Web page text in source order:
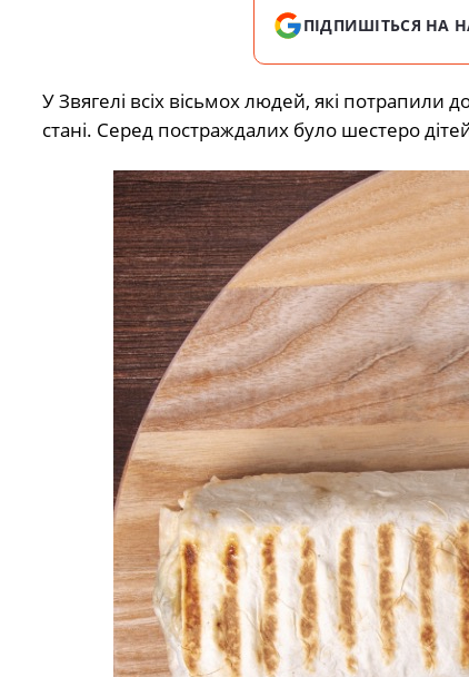
ПІДПИШІТЬСЯ НА
У Звягелі всіх вісьмох людей, які
стані. Серед постраждалих було шестеро